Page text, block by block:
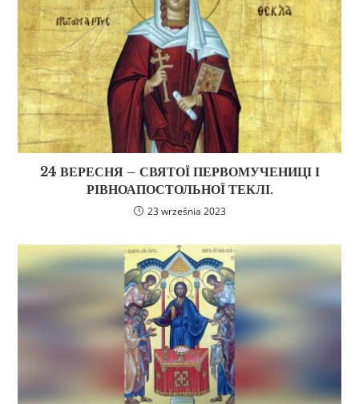
24 ВЕРЕСНЯ – СВЯТОЇ ПЕРВОМУЧЕНИЦІ І
РІВНОАПОСТОЛЬНОЇ ТЕКЛІ.
23 września 2023